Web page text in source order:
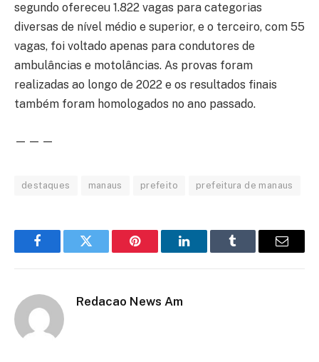
segundo ofereceu 1.822 vagas para categorias
diversas de nível médio e superior, e o terceiro, com 55
vagas, foi voltado apenas para condutores de
ambulâncias e motolâncias. As provas foram
realizadas ao longo de 2022 e os resultados finais
também foram homologados no ano passado.
— — —
destaques manaus prefeito prefeitura de manaus
FacebookTwitter Pinterest LinkedInTumblr Email
Redacao News Am